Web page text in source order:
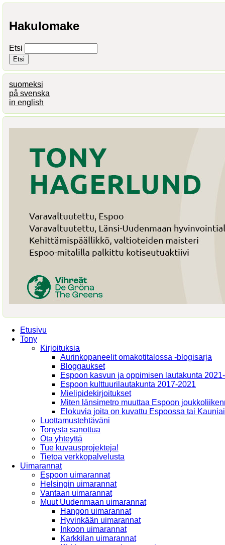
Hakulomake
Etsi
suomeksi
på svenska
in english
Etusivu
Tony
Kirjoituksia
Aurinkopaneelit omakotitalossa -blogisarja
Bloggaukset
Espoon kasvun ja oppimisen lautakunta
Espoon kulttuurilautakunta 2017-2021
Mielipidekirjoitukset
Miten länsimetro muuttaa Espoon
Elokuvia joita on kuvattu Espoossa tai
Luottamustehtäväni
Tonysta sanottua
Ota yhteyttä
Tue kuvausprojekteja!
Tietoa verkkopalvelusta
Uimarannat
Espoon uimarannat
Helsingin uimarannat
Vantaan uimarannat
Muut Uudenmaan uimarannat
Hangon uimarannat
Hyvinkään uimarannat
Inkoon uimarannat
Karkkilan uimarannat